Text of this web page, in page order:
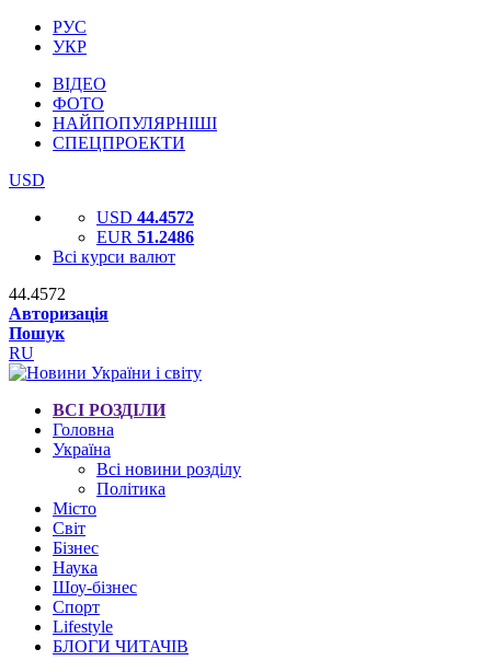
РУС
УКР
ВІДЕО
ФОТО
НАЙПОПУЛЯРНІШІ
СПЕЦПРОЕКТИ
USD
USD 44.4572
EUR 51.2486
Всі курси валют
44.4572
Авторизація
Пошук
RU
ВСІ РОЗДІЛИ
Головна
Україна
Всі новини розділу
Політика
Місто
Світ
Бізнес
Наука
Шоу-бізнес
Спорт
Lifestyle
БЛОГИ ЧИТАЧІВ